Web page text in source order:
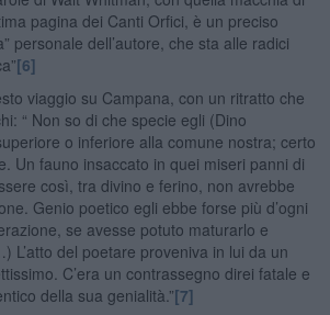
pagina dei Canti Orfici, è un preciso
personale dell’autore, che sta alle radici
[6]
viaggio su Campana, con un ritratto che
“ Non so di che specie egli (Dino
o inferiore alla comune nostra; certo
Un fauno insaccato in quei miseri panni di
così, tra divino e ferino, non avrebbe
Genio poetico egli ebbe forse più d’ogni
se avesse potuto maturarlo e
L’atto del poetare proveniva in lui da un
C’era un contrassegno direi fatale e
della sua genialità.”[7]